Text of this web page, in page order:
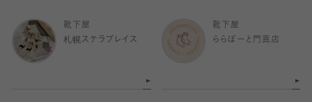
靴下屋
札幌ステラプレイス
靴下屋
ららぽーと門真店